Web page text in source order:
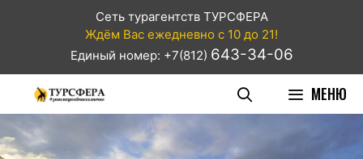
Сеть турагентств ТУРСФЕРА
Ждём Вас ежедневно с 10 до 21!
Единый номер: +7(812) 643-34-06
МЕНЮ